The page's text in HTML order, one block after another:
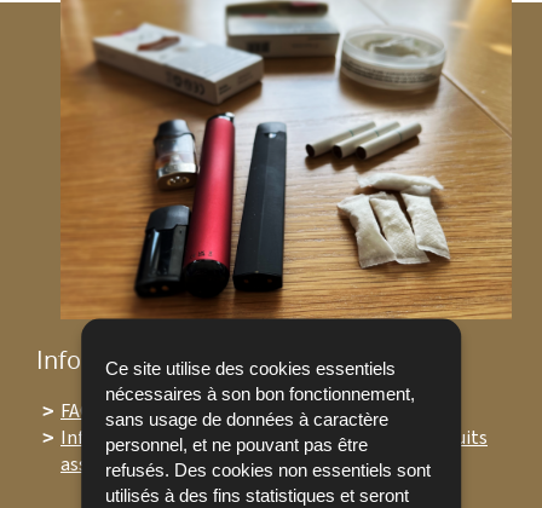
Ce site utilise des cookies essentiels
nécessaires à son bon fonctionnement,
sans usage de données à caractère
personnel, et ne pouvant pas être
refusés. Des cookies non essentiels sont
utilisés à des fins statistiques et seront
Informations complémentaires
FAQ - E-liquides
Info Taxud 09 2024 - Taxation des nouveaux produits
assimilés aux tabacs manufacturés(Pdf - 638 Ko)